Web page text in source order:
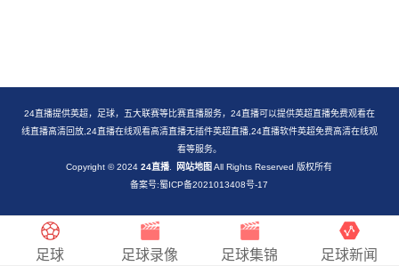
24直播提供英超，足球，五大联赛等比赛直播服务，24直播可以提供英超直播免费观看在
线直播高清回放,24直播在线观看高清直播无插件英超直播,24直播软件英超免费高清在线观
看等服务。
Copyright © 202424直播 网站地图 All Rights Reserved 版权所有
备案号:蜀ICP备2021013408号-17
足球 足球录像 足球集锦 足球新闻